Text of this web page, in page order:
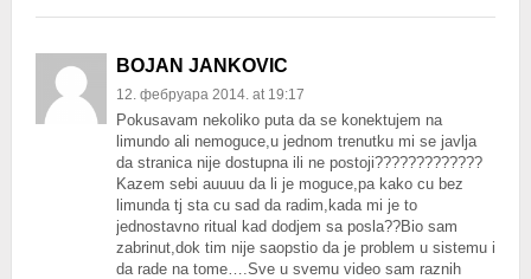
BOJAN JANKOVIC
12. фебруара 2014. at 19:17
Pokusavam nekoliko puta da se konektujem na
limundo ali nemoguce,u jednom trenutku mi se javlja
da stranica nije dostupna ili ne postoji?????????????
Kazem sebi auuuu da li je moguce,pa kako cu bez
limunda tj sta cu sad da radim,kada mi je to
jednostavno ritual kad dodjem sa posla??Bio sam
zabrinut,dok tim nije saopstio da je problem u sistemu i
da rade na tome….Sve u svemu video sam raznih